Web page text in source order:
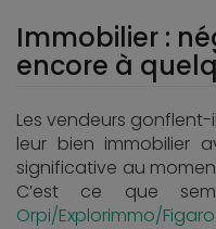
Immobilier :
encore à
Les vendeurs
leur bien immobilier
significative au
C’est ce que
Orpi/Explorimmo/Figaro